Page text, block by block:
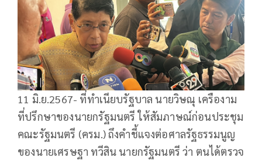
11 มิ.ย.2567- ที่ทำเนียบรัฐบาล นายวิษณุ เครืองาม
ที่ปรึกษาของนายกรัฐมนตรี ให้สัมภาษณ์ก่อนประชุม
คณะรัฐมนตรี (ครม.) ถึงคำชี้แจงต่อศาลรัฐธรรมนูญ
ของนายเศรษฐา ทวีสิน นายกรัฐมนตรี ว่า ตนได้ตรวจ